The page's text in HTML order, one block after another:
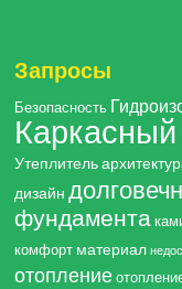
Запросы
Безопасность
Утеплитель
дизайн
фундамента
комфорт материал
отопление